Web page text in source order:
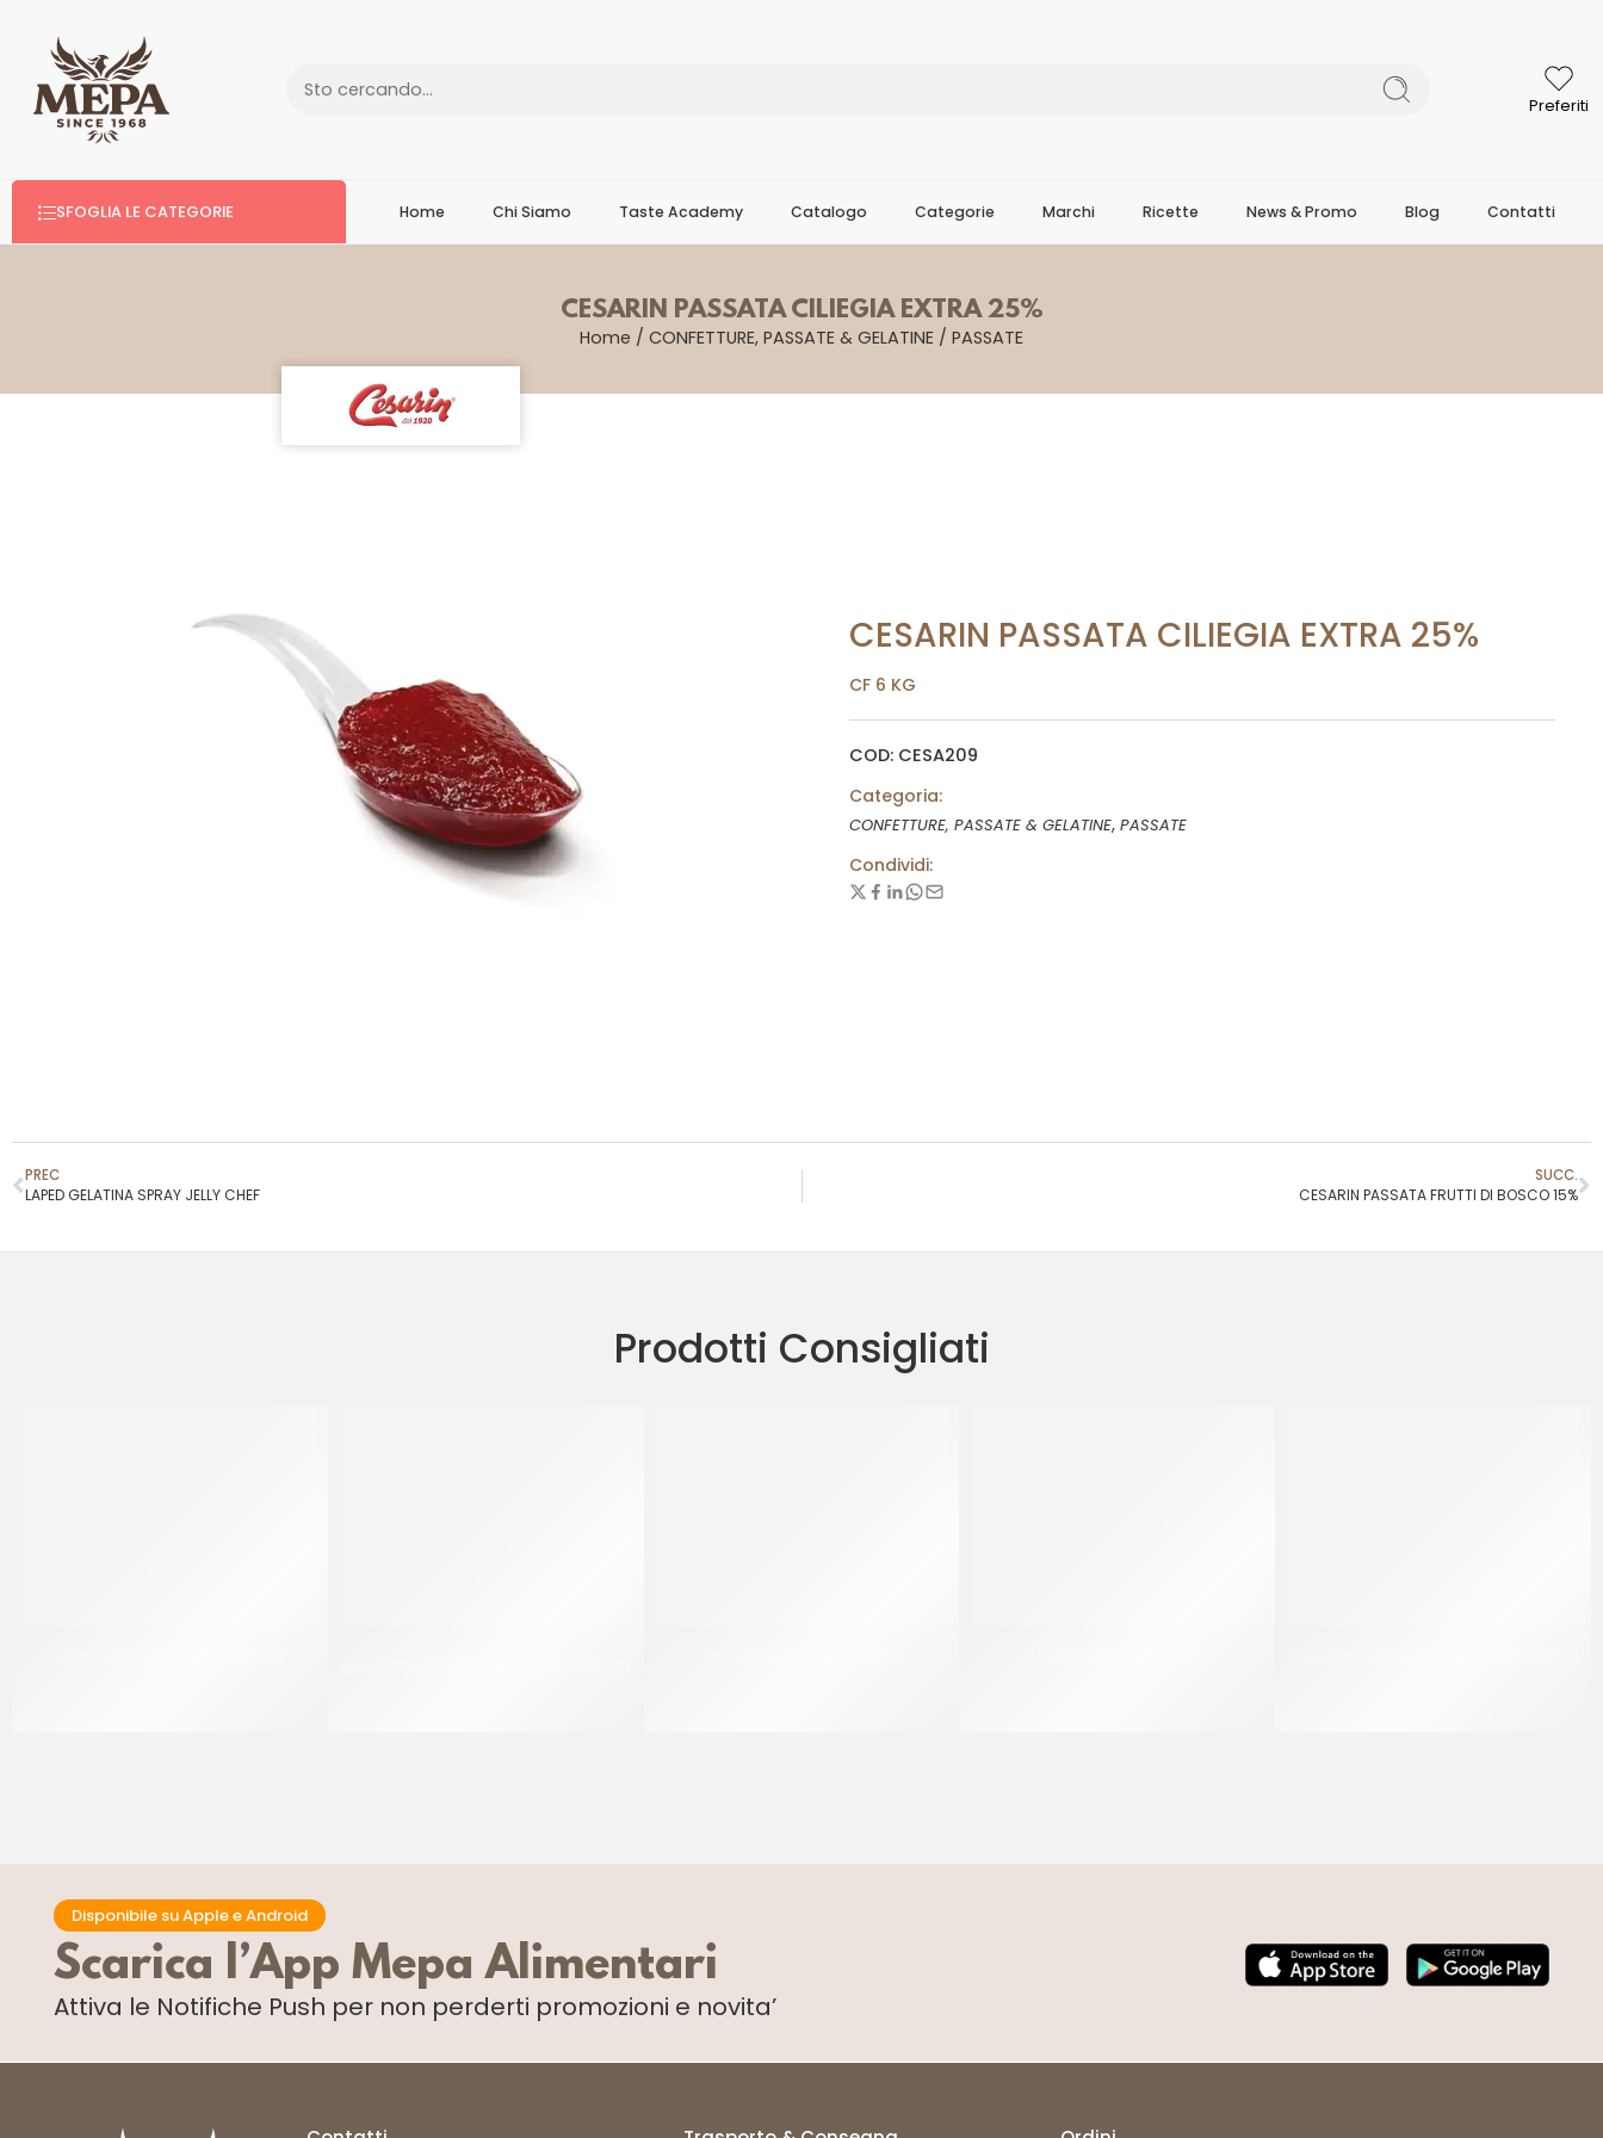
Preferiti
SFOGLIA LE CATEGORIE Home Chi Siamo Taste Academy Catalogo Categorie Marchi Ricette News & Promo Blog Contatti
CESARIN PASSATA CILIEGIA EXTRA 25%
Home / CONFETTURE, PASSATE & GELATINE / PASSATE
CESARIN PASSATA CILIEGIA EXTRA 25%
CF 6 KG
COD: CESA209
Categoria:
CONFETTURE, PASSATE & GELATINE, PASSATE
Condividi:
PREC
LAPED GELATINA SPRAY JELLY CHEF
SUCC.
CESARIN PASSATA FRUTTI DI BOSCO 15%
Prodotti Consigliati
Disponibile su Apple e Android
Scarica l’App Mepa Alimentari
Attiva le Notifiche Push per non perderti promozioni e novita’